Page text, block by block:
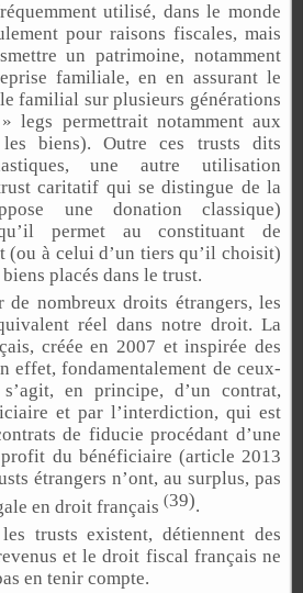
utilisé, dans le monde
pour raisons fiscales, mais
un patrimoine, notamment
familiale, en en assurant le
familial sur plusieurs générations
» legs permettrait notamment aux
les biens). Outre ces trusts dits
une autre utilisation
caritatif qui se distingue de la
une donation classique)
permet au constituant de
(ou à celui d’un tiers qu’il choisit)
placés dans le trust.
de nombreux droits étrangers, les
réel dans notre droit. La
créée en 2007 et inspirée des
effet, fondamentalement de ceux-
en principe, d’un contrat,
et par l’interdiction, qui est
de fiducie procédant d’une
du bénéficiaire (article 2013
étrangers n’ont, au surplus, pas
en droit français (39).
trusts existent, détiennent des
et le droit fiscal français ne
en tenir compte.